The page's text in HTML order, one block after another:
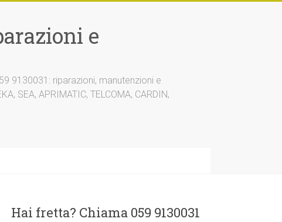
e
9130031: riparazioni, manutenzioni e
SEA, APRIMATIC, TELCOMA, CARDIN,
Hai fretta? Chiama 059 9130031